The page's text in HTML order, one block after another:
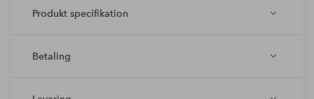
Produkt specifikation
Betaling